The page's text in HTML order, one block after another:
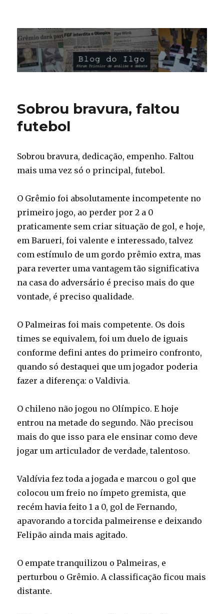
Blog do Ilgo Wink
Sobrou bravura, faltou
futebol
Sobrou bravura, dedicação, empenho. Faltou
mais uma vez só o principal, futebol.
O Grêmio foi absolutamente incompetente no
primeiro jogo, ao perder por 2 a 0
praticamente sem criar situação de gol, e hoje,
em Barueri, foi valente e interessado, talvez
com estímulo de um gordo prêmio extra, mas
para reverter uma vantagem tão significativa
na casa do adversário é preciso mais do que
vontade, é preciso qualidade.
O Palmeiras foi mais competente. Os dois
times se equivalem, foi um duelo de iguais
conforme defini antes do primeiro confronto,
quando só destaquei que um jogador poderia
fazer a diferença: o Valdivia.
O chileno não jogou no Olímpico. E hoje
entrou na metade do segundo. Não precisou
mais do que isso para ele ensinar como deve
jogar um articulador de verdade, talentoso.
Valdívia fez toda a jogada e marcou o gol que
colocou um freio no ímpeto gremista, que
recém havia feito 1 a 0, gol de Fernando,
apavorando a torcida palmeirense e deixando
Felipão ainda mais agitado.
O empate tranquilizou o Palmeiras, e
perturbou o Grêmio. A classificação ficou mais
distante.